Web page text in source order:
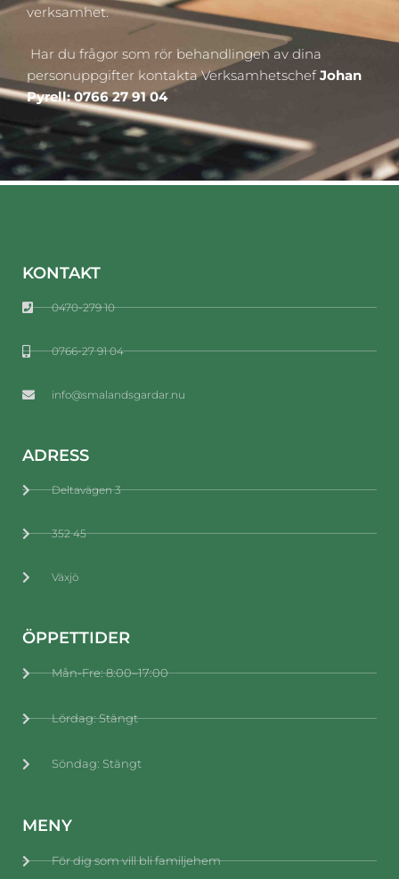
verksamhet.
Har du frågor som rör behandlingen av dina
personuppgifter kontakta VerksamhetschefJohan
Pyrell: 0766 27 91 04
KONTAKT
0470-279 10
0766-27 91 04
info@smalandsgardar.nu
ADRESS
Deltavägen 3
352 45
Växjö
ÖPPETTIDER
Mån-Fre: 8:00–17:00
Lördag: Stängt
Söndag: Stängt
MENY
För dig som vill bli familjehem